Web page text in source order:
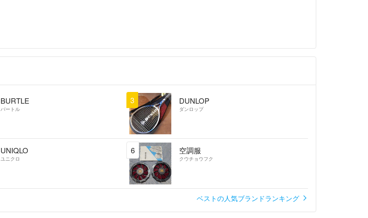
BURTLE
バートル
3 DUNLOP
ダンロップ
UNIQLO
ユニクロ
6 空調服
クウチョウフク
ベストの人気ブランドランキング